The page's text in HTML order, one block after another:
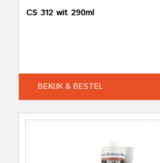
CS 312 wit 290ml
BEKIJK & BESTEL